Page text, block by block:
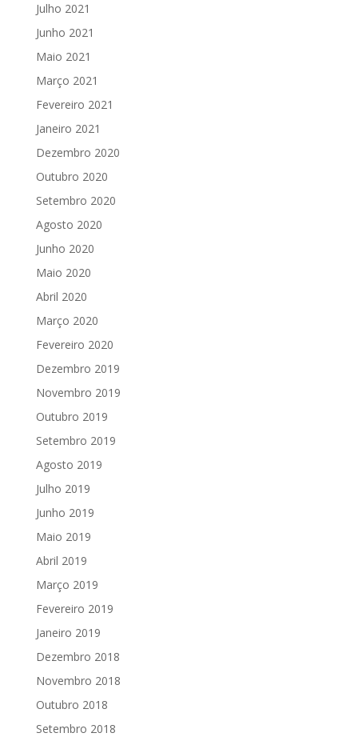
Julho 2021
Junho 2021
Maio 2021
Março 2021
Fevereiro 2021
Janeiro 2021
Dezembro 2020
Outubro 2020
Setembro 2020
Agosto 2020
Junho 2020
Maio 2020
Abril 2020
Março 2020
Fevereiro 2020
Dezembro 2019
Novembro 2019
Outubro 2019
Setembro 2019
Agosto 2019
Julho 2019
Junho 2019
Maio 2019
Abril 2019
Março 2019
Fevereiro 2019
Janeiro 2019
Dezembro 2018
Novembro 2018
Outubro 2018
Setembro 2018